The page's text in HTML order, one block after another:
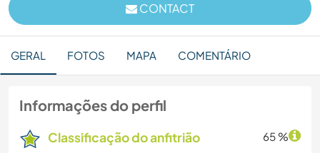
CONTACT
GERAL FOTOS MAPA COMENTÁRIO
Informações do perfil
Classificação do anfitrião 65 %